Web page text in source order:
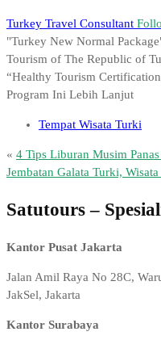
Turkey Travel Consultant
"Turkey New Normal
Tourism of The Republic of
“Healthy Tourism
Program Ini Lebih Lanjut
Tempat Wisata Turki
« 4 Tips Liburan Musim
Jembatan Galata Turki,
Satutours –
Kantor Pusat Jakarta
Jalan Amil Raya No 28C,
JakSel, Jakarta
Kantor Surabaya